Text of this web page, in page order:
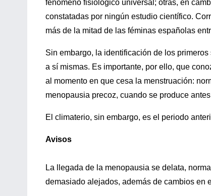
fenómeno fisiológico universal; otras, en
constatadas por ningún estudio científico.
más de la mitad de las féminas españolas
Sin embargo, la identificación de los
a sí mismas. Es importante, por ello, que
al momento en que cesa la menstruación:
menopausia precoz, cuando se produce
El climaterio, sin embargo, es el periodo
Avisos
La llegada de la menopausia se delata,
demasiado alejados, además de cambios en